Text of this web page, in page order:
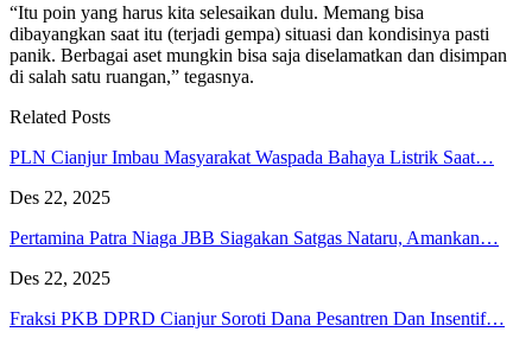
“Itu poin yang harus kita selesaikan dulu. Memang bisa
dibayangkan saat itu (terjadi gempa) situasi dan kondisinya pasti
panik. Berbagai aset mungkin bisa saja diselamatkan dan disimpan
di salah satu ruangan,” tegasnya.
Related Posts
PLN Cianjur Imbau Masyarakat Waspada Bahaya Listrik Saat…
Des 22, 2025
Pertamina Patra Niaga JBB Siagakan Satgas Nataru, Amankan…
Des 22, 2025
Fraksi PKB DPRD Cianjur Soroti Dana Pesantren Dan Insentif…